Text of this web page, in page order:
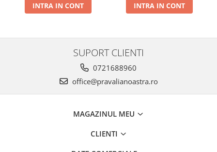
INTRA IN CONT
INTRA IN CONT
SUPORT CLIENTI
0721688960
office@pravalianoastra.ro
MAGAZINUL MEU
CLIENTI